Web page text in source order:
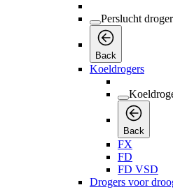
Perslucht
Back
Koeldrogers
Back
FX
FD
FD VSD
Drogers voor